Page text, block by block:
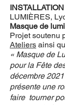
INSTALLATION
LUMIÈRES,
Masque de
Projet soutenu
Ateliers ainsi
« Masque de
pour la Fête
décembre
présente une
faire tourner